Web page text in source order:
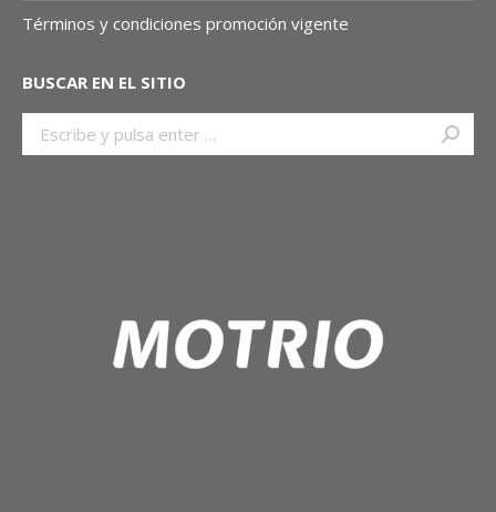
Términos y condiciones promoción vigente
BUSCAR EN EL SITIO